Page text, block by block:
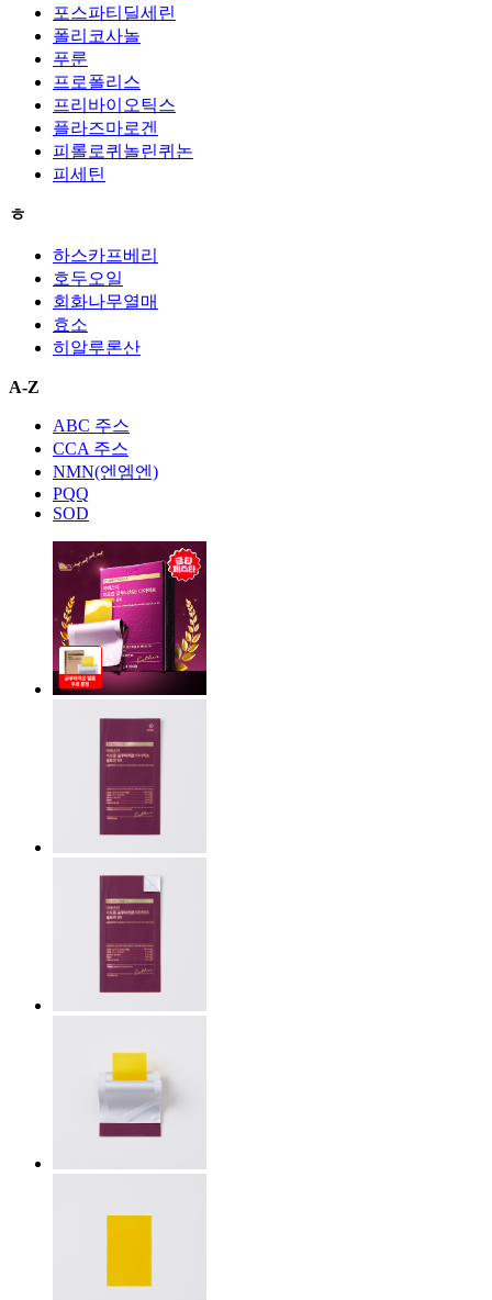
포스파티딜세린
폴리코사놀
푸룬
프로폴리스
프리바이오틱스
플라즈마로겐
피롤로퀴놀린퀴논
피세틴
ㅎ
하스카프베리
호두오일
회화나무열매
효소
히알루론산
A-Z
ABC 주스
CCA 주스
NMN(엔엠엔)
PQQ
SOD